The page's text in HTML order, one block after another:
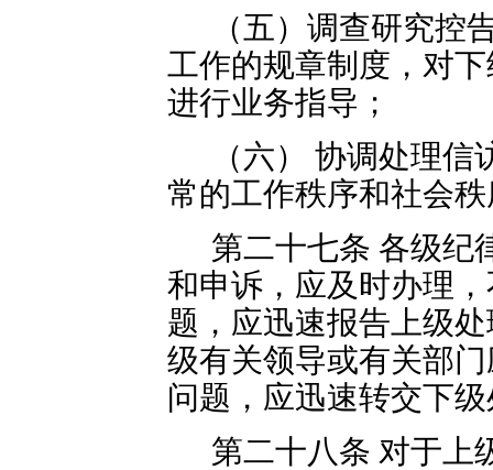
（五）调查研究控
工作的规章制度，对
进行业务指导；
（六） 协调处理
常的工作秩序和社会
第二十七条 各级纪
和申诉，应及时办理
题，应迅速报告上级
级有关领导或有关部
问题，应迅速转交下
第二十八条 对于上